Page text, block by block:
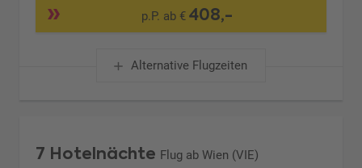
p.P. ab € 408,-
Alternative Flugzeiten
7 Hotelnächte Flug ab Wien (VIE)